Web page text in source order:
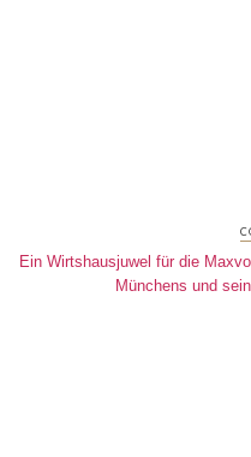
Ein Wirtshausjuwel für die
Münchens und